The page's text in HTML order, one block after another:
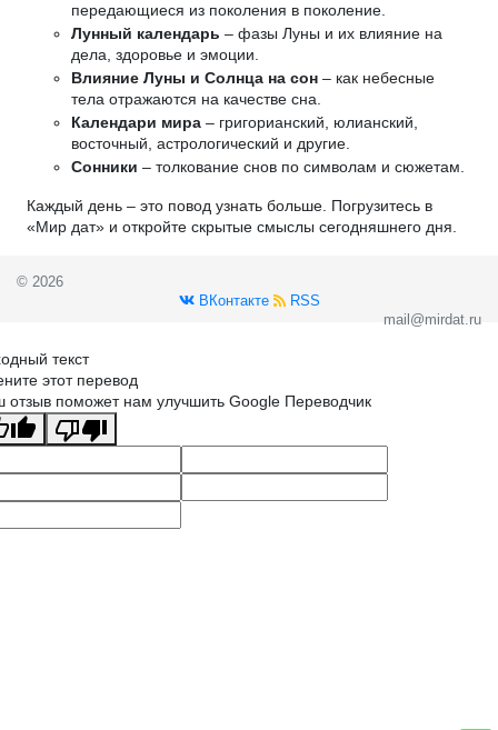
передающиеся из поколения в поколение.
Лунный календарь – фазы Луны и их влияние на
дела, здоровье и эмоции.
Влияние Луны и Солнца на сон – как небесные
тела отражаются на качестве сна.
Календари мира – григорианский, юлианский,
восточный, астрологический и другие.
Сонники – толкование снов по символам и сюжетам.
Каждый день – это повод узнать больше. Погрузитесь в
«Мир дат» и откройте скрытые смыслы сегодняшнего дня.
© 2026
ВКонтакте
RSS
mail@mirdat.ru
текст
этот перевод
отзыв поможет нам улучшить Google Переводчик